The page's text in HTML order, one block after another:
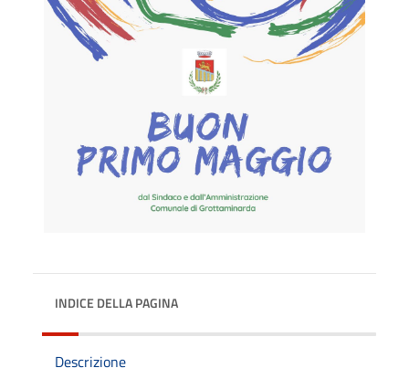
INDICE DELLA PAGINA
Descrizione